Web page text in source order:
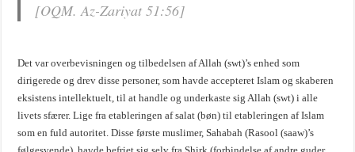
[OQM. Az-Zariyat 51:56]
Det var overbevisningen og tilbedelsen af Allah (swt)’s enhed som
dirigerede og drev disse personer, som havde accepteret Islam og skaberen
eksistens intellektuelt, til at handle og underkaste sig Allah (swt) i alle
livets sfærer. Lige fra etableringen af salat (bøn) til etableringen af Islam
som en fuld autoritet. Disse første muslimer, Sahabah (Rasool (saaw)’s